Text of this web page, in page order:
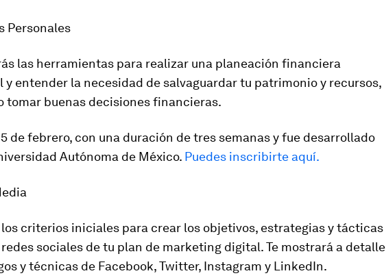
Personales
las herramientas para realizar una planeación financiera
y entender la necesidad de salvaguardar tu patrimonio y recursos,
tomar buenas decisiones financieras.
de febrero, con una duración de tres semanas y fue desarrollado
Autónoma de México. Puedes inscribirte aquí.
los criterios iniciales para crear los objetivos, estrategias y tácticas
sociales de tu plan de marketing digital. Te mostrará a detalle
y técnicas de Facebook, Twitter, Instagram y LinkedIn.